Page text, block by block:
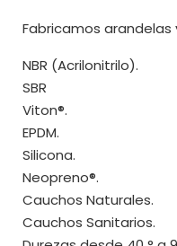
Fabricamos
NBR (Acrilonitrilo).
SBR
Viton®.
EPDM.
Silicona.
Neopreno®.
Cauchos Naturales.
Cauchos Sanitarios.